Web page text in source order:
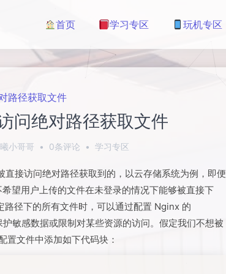
首页 学习专区 玩机专区
路径获取文件
问绝对路径获取文件
小哥哥 • 0条评论 • 学习专区
接访问绝对路径获取到的，以云存储系统为例，即便
望用户上传的文件在未登录的情况下能够被直接下
径下的所有文件时，可以通过配置 Nginx 的
敏感数据或限制对某些资源的访问。假定我们不想被
置文件中添加如下代码块：